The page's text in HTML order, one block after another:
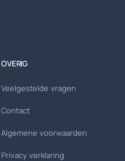
OVERIG
Veelgestelde vragen
Contact
Algemene voorwaarden
Privacy verklaring